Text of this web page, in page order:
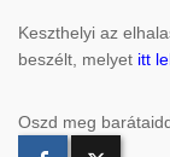
Keszthelyi az
beszélt, melyet itt
Oszd meg